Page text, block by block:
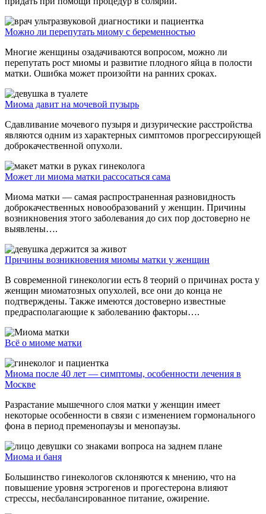
Можно ли перепутать миому с беременностью
Многие женщины озадачиваются вопросом, можно ли
перепутать рост миомы и развитие плодного яйца в полости
матки. Ошибка может произойти на ранних сроках.
Миома давит на мочевой пузырь
Сдавливание мочевого пузыря и дизурические расстройства
являются одним из характерных симптомов прогрессирующей
доброкачественной опухоли.
Может ли миома матки рассосаться сама
Миома матки — самая распространенная разновидность
доброкачественных новообразований у женщин. Причины
возникновения этого заболевания до сих пор достоверно не
выявлены….
Причины возникновения миомы матки у женщин
В современной гинекологии есть 8 теорий о причинах роста у
женщин миоматозных опухолей, все они до конца не
подтверждены. Также имеются достоверно известные
предрасполагающие к заболеванию факторы….
Всё о миоме матки
Миома после 40 лет — симптомы, особенности лечения в
Москве
Разрастание мышечного слоя матки у женщин имеет
некоторые особенности в связи с изменением гормонального
фона в период пременопаузы и менопаузы.
Миома и баня
Большинство гинекологов склоняются к мнению, что на
повышение уровня эстрогенов и прогестерона влияют
стрессы, несбалансированное питание, ожирение.